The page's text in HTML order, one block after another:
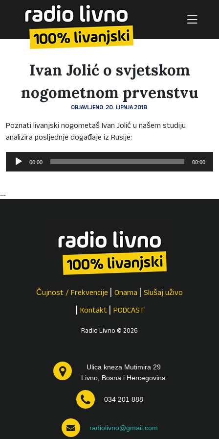
Ivan Jolić o svjetskom
nogometnom prvenstvu
OBJAVLJENO: 20. LIPNJA 2018.
Poznati livanjski nogometaš Ivan Jolić u našem studiju
analizira posljednje događaje iz Rusije:
Reproduktor
audiozapisa
00:00 00:00
...
Čujnost / Frekvencije Onama Slušaj uživo
Kontakt PODCAST
Radio Livno © 2026
Ulica kneza Mutimira 29
Livno, Bosna i Hercegovina
034 201 888
radiolivno@gmail.com